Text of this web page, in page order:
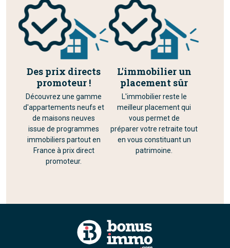
Des prix directs
promoteur !
Découvrez une gamme
d'appartements neufs et
de maisons neuves
issue de programmes
immobiliers partout en
France à prix direct
promoteur.
L'immobilier un
placement sûr
L'immobilier reste le
meilleur placement qui
vous permet de
préparer votre retraite tout
en vous constituant un
patrimoine.